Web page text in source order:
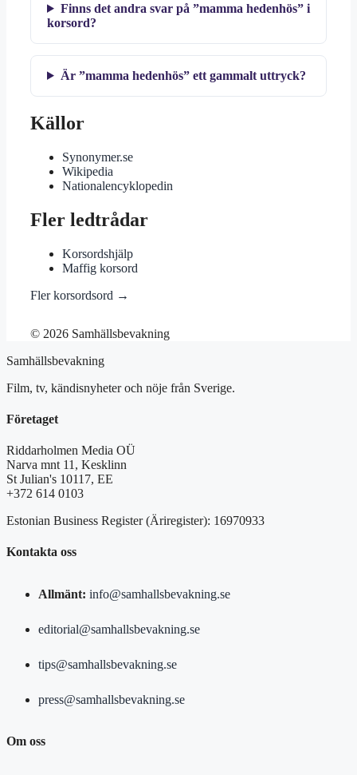
Finns det andra svar på ”mamma hedenhös” i
korsord?
Är ”mamma hedenhös” ett gammalt uttryck?
Källor
Synonymer.se
Wikipedia
Nationalencyklopedin
Fler ledtrådar
Korsordshjälp
Maffig korsord
Fler korsordsord →
© 2026 Samhällsbevakning
Samhällsbevakning
Film, tv, kändisnyheter och nöje från Sverige.
Företaget
Riddarholmen Media OÜ
Narva mnt 11, Kesklinn
St Julian's 10117, EE
+372 614 0103
Estonian Business Register (Äriregister): 16970933
Kontakta oss
Allmänt: info@samhallsbevakning.se
editorial@samhallsbevakning.se
tips@samhallsbevakning.se
press@samhallsbevakning.se
Om oss